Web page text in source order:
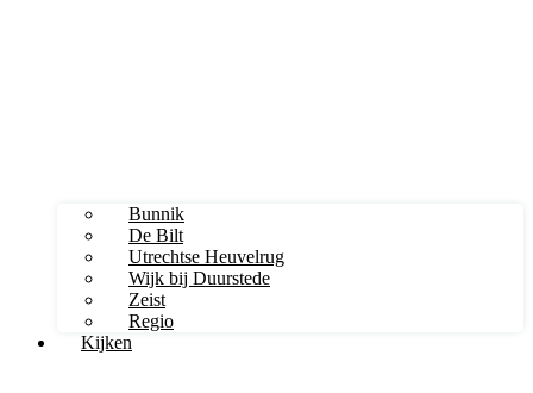
Bunnik
De Bilt
Utrechtse Heuvelrug
Wijk bij Duurstede
Zeist
Regio
Kijken